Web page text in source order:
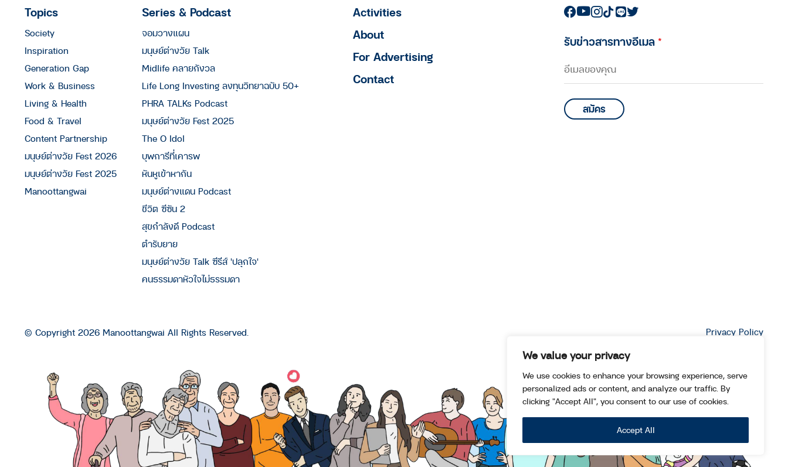
We value your privacy
We use cookies to enhance your browsing experience, serve
personalized ads or content, and analyze our traffic. By
clicking "Accept All", you consent to our use of cookies.
Accept All
Topics
Society
Inspiration
Generation Gap
Work & Business
Living & Health
Food & Travel
Content Partnership
มนุษย์ต่างวัย Fest 2026
มนุษย์ต่างวัย Fest 2025
Manoottangwai
Series & Podcast
จอมวางแผน
มนุษย์ต่างวัย Talk
Midlife คลายกังวล
Life Long Investing ลงทุนวิทยาฉบับ 50+
PHRA TALKs Podcast
มนุษย์ต่างวัย Fest 2025
The O Idol
บุพการีที่เคารพ
หันหูเข้าหากัน
มนุษย์ต่างแดน Podcast
ชีวิต ซีซัน 2
สุขกำลังดี Podcast
ตำรับยาย
มนุษย์ต่างวัย Talk ซีรีส์ 'ปลุกใจ'
คนธรรมดาหัวใจไม่ธรรมดา
Activities
About
For Advertising
Contact
รับข่าวสารทางอีเมล*
© Copyright 2026 Manoottangwai All Rights Reserved. Privacy Policy